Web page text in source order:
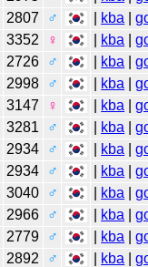
2807 ♂ kba |
3352 ♀ kba |
2726 ♂ kba |
2998 ♂ kba |
3147 ♀ kba |
3281 ♂ kba |
2934 ♂ kba |
2934 ♂ kba |
3040 ♂ kba |
2966 ♂ kba |
2779 ♂ kba |
2892 ♂ kba |